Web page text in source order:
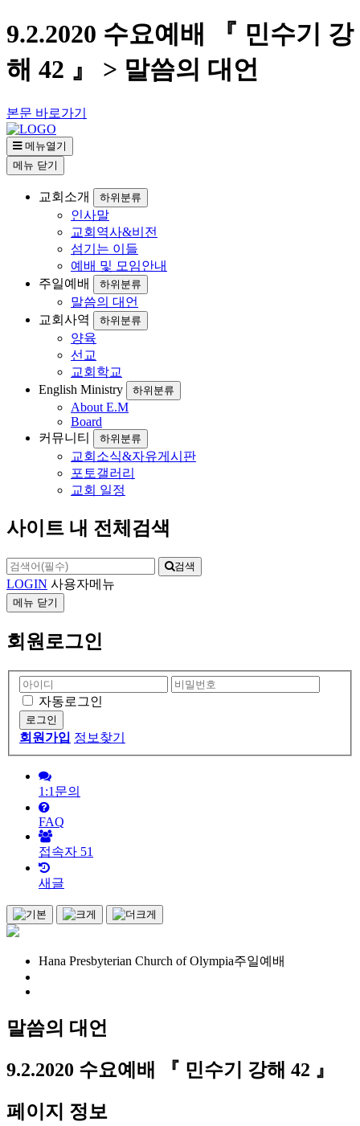
9.2.2020 수요예배 『 민수기 강
해 42 』 > 말씀의 대언
본문 바로가기
메뉴열기
메뉴 닫기
교회소개 하위분류
인사말
교회역사&비전
섬기는 이들
예배 및 모임안내
주일예배
하위분류
말씀의 대언
교회사역
하위분류
양육
선교
교회학교
English Ministry
하위분류
About E.M
Board
커뮤니티
하위분류
교회소식&자유게시판
포토갤러리
교회 일정
사이트 내 전체검색
검색
LOGIN 사용자메뉴
메뉴 닫기
회원로그인
자동로그인
회원가입 정보찾기
1:1문의
FAQ
접속자 51
새글
Hana Presbyterian Church of Olympia주일예배
말씀의 대언
9.2.2020 수요예배 『 민수기 강해 42 』
페이지 정보